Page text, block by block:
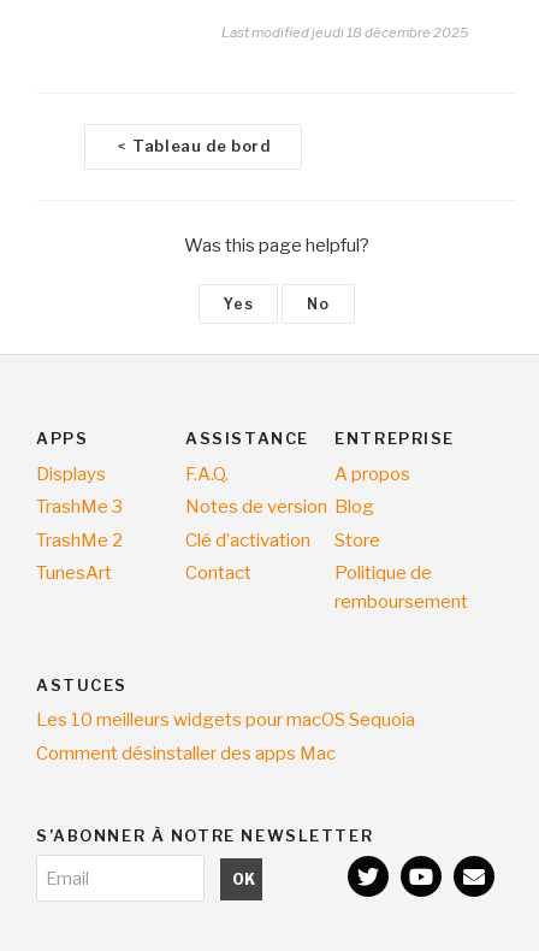
Last modified jeudi 18 décembre 2025
o
g
i
o
n
< Tableau de bord
Was this page helpful?
Yes No
APPS
Displays
TrashMe 3
TrashMe 2
TunesArt
ASSISTANCE
F.A.Q.
Notes de version
Clé d’activation
Contact
ENTREPRISE
A propos
Blog
Store
Politique de
remboursement
ASTUCES
Les 10 meilleurs widgets pour macOS Sequoia
Comment désinstaller des apps Mac
S’ABONNER À NOTRE NEWSLETTER